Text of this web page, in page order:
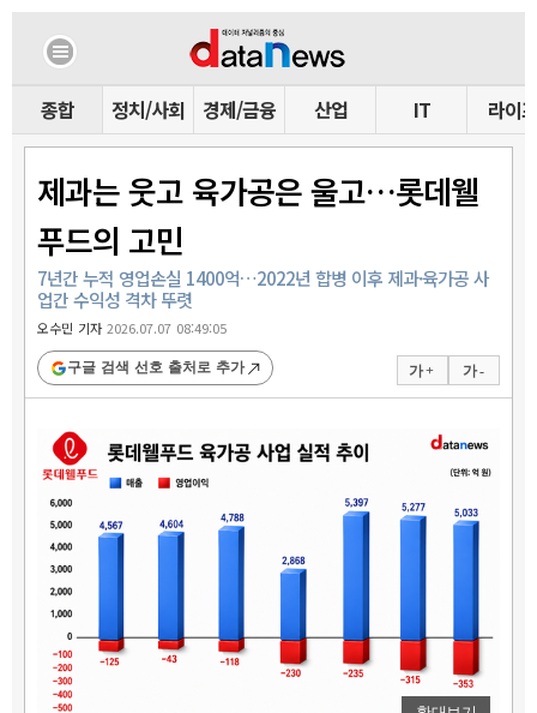
종합 정치/사회 경제/금융 산업 IT 라이프
제과는 웃고 육가공은 울고…롯데웰
푸드의 고민
7년간 누적 영업손실 1400억…2022년 합병 이후 제과·육가공 사
업간 수익성 격차 뚜렷
오수민 기자2026.07.07 08:49:05
가 + 가 -
구글 검색 선호 출처로 추가